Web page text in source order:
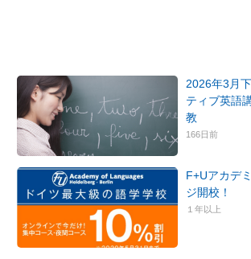
2026年3月
ティブ英語
教
166日前
F+Uアカデ
ジ開校！
１年以上